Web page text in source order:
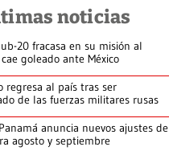
noticias
20 fracasa en su misión al
goleado ante México
regresa al país tras ser
de las fuerzas militares rusas
anuncia nuevos ajustes de
agosto y septiembre